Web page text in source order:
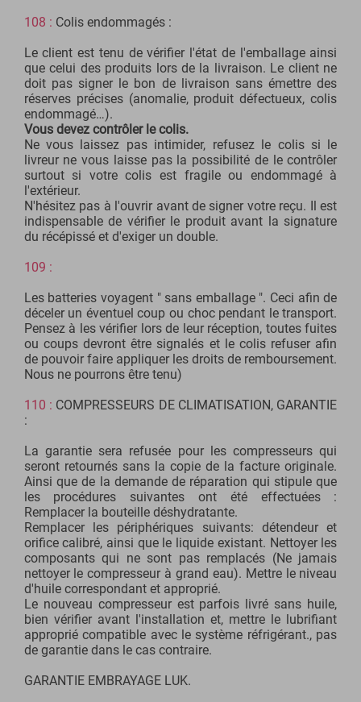
108 : Colis endommagés :
Le client est tenu de vérifier l'état de l'emballage ainsi
que celui des produits lors de la livraison. Le client ne
doit pas signer le bon de livraison sans émettre des
réserves précises (anomalie, produit défectueux, colis
endommagé…).
Vous devez contrôler le colis.
Ne vous laissez pas intimider, refusez le colis si le
livreur ne vous laisse pas la possibilité de le contrôler
surtout si votre colis est fragile ou endommagé à
l'extérieur.
N'hésitez pas à l'ouvrir avant de signer votre reçu. Il est
indispensable de vérifier le produit avant la signature
du récépissé et d'exiger un double.
109 :
Les batteries voyagent " sans emballage ". Ceci afin de
déceler un éventuel coup ou choc pendant le transport.
Pensez à les vérifier lors de leur réception, toutes fuites
ou coups devront être signalés et le colis refuser afin
de pouvoir faire appliquer les droits de remboursement.
Nous ne pourrons être tenu)
110 : COMPRESSEURS DE CLIMATISATION, GARANTIE
:
La garantie sera refusée pour les compresseurs qui
seront retournés sans la copie de la facture originale.
Ainsi que de la demande de réparation qui stipule que
les procédures suivantes ont été effectuées :
Remplacer la bouteille déshydratante.
Remplacer les périphériques suivants: détendeur et
orifice calibré, ainsi que le liquide existant. Nettoyer les
composants qui ne sont pas remplacés (Ne jamais
nettoyer le compresseur à grand eau). Mettre le niveau
d'huile correspondant et approprié.
Le nouveau compresseur est parfois livré sans huile,
bien vérifier avant l'installation et, mettre le lubrifiant
approprié compatible avec le système réfrigérant., pas
de garantie dans le cas contraire.
GARANTIE EMBRAYAGE LUK.